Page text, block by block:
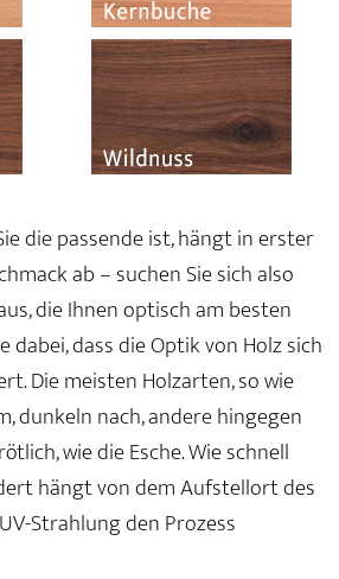
die passende ist, hängt in erster
ab – suchen Sie sich also
die Ihnen optisch am besten
dabei, dass die Optik von Holz sich
Die meisten Holzarten, so wie
dunkeln nach, andere hingegen
wie die Esche. Wie schnell
hängt von dem Aufstellort des
Strahlung den Prozess